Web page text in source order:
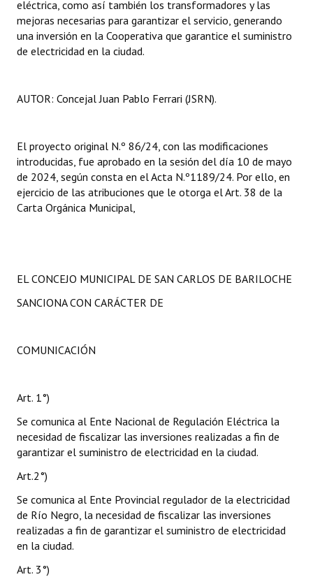
eléctrica, como así también los transformadores y las
mejoras necesarias para garantizar el servicio, generando
una inversión en la Cooperativa que garantice el suministro
de electricidad en la ciudad.
AUTOR: Concejal Juan Pablo Ferrari (JSRN).
El proyecto original N.º 86/24, con las modificaciones
introducidas, fue aprobado en la sesión del día 10 de mayo
de 2024, según consta en el Acta N.º1189/24. Por ello, en
ejercicio de las atribuciones que le otorga el Art. 38 de la
Carta Orgánica Municipal,
EL CONCEJO MUNICIPAL DE SAN CARLOS DE BARILOCHE
SANCIONA CON CARÁCTER DE
COMUNICACIÓN
Art. 1°)
Se comunica al Ente Nacional de Regulación Eléctrica la
necesidad de fiscalizar las inversiones realizadas a fin de
garantizar el suministro de electricidad en la ciudad.
Art.2°)
Se comunica al Ente Provincial regulador de la electricidad
de Río Negro, la necesidad de fiscalizar las inversiones
realizadas a fin de garantizar el suministro de electricidad
en la ciudad.
Art. 3°)